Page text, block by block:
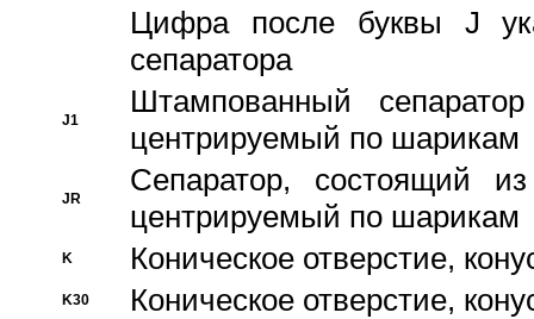
Цифра после буквы J
сепаратора
J1
Штампованный
центрируемый по шарикам
JR
Сепаратор, состоящий
центрируемый по шарикам
K Коническое отверстие,
K30 Коническое отверстие,